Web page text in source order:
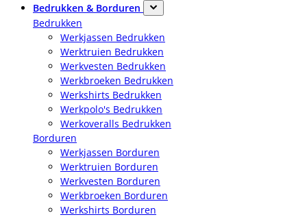
Bedrukken & Borduren
Bedrukken
Werkjassen Bedrukken
Werktruien Bedrukken
Werkvesten Bedrukken
Werkbroeken Bedrukken
Werkshirts Bedrukken
Werkpolo's Bedrukken
Werkoveralls Bedrukken
Borduren
Werkjassen Borduren
Werktruien Borduren
Werkvesten Borduren
Werkbroeken Borduren
Werkshirts Borduren